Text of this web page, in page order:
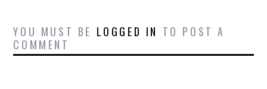
MERCEDES-BENZ
FASHIONWEEK
AMSTERDAM DAY 3
YOU MUST BE LOGGED IN TO POST A
COMMENT